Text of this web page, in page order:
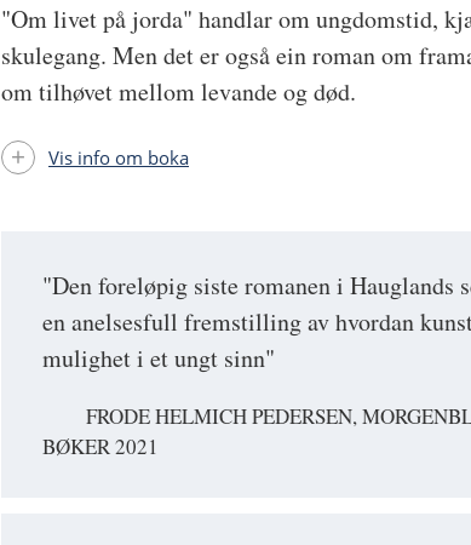
"Den foreløpig siste romanen i Hauglands
en anelsesfull fremstilling av hvordan
mulighet i et ungt sinn"
FRODE HELMICH PEDERSEN,
BØKER 2021
"Om livet på jorda" handlar om ungdomstid,
skulegang. Men det er også ein roman om
om tilhøvet mellom levande og død.
Vis info om boka